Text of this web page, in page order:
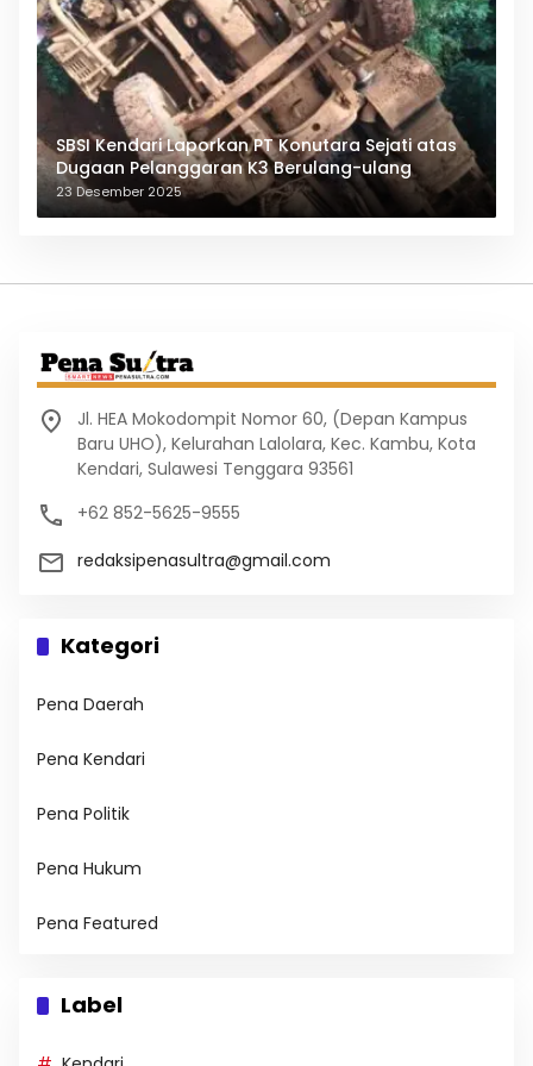
SBSI Kendari Laporkan PT Konutara Sejati atas
Dugaan Pelanggaran K3 Berulang-ulang
23 Desember 2025
Jl. HEA Mokodompit Nomor 60, (Depan Kampus
Baru UHO), Kelurahan Lalolara, Kec. Kambu, Kota
Kendari, Sulawesi Tenggara 93561
+62 852-5625-9555
redaksipenasultra@gmail.com
Kategori
Pena Daerah
Pena Kendari
Pena Politik
Pena Hukum
Pena Featured
Label